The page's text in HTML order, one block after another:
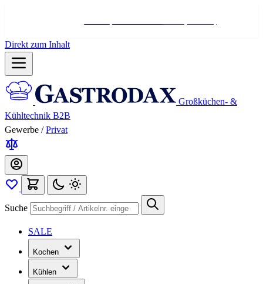
Direkt zum Inhalt
Großküchen- &
Kühltechnik B2B
Gewerbe / Privat
Suche
SALE
Kochen
Kühlen